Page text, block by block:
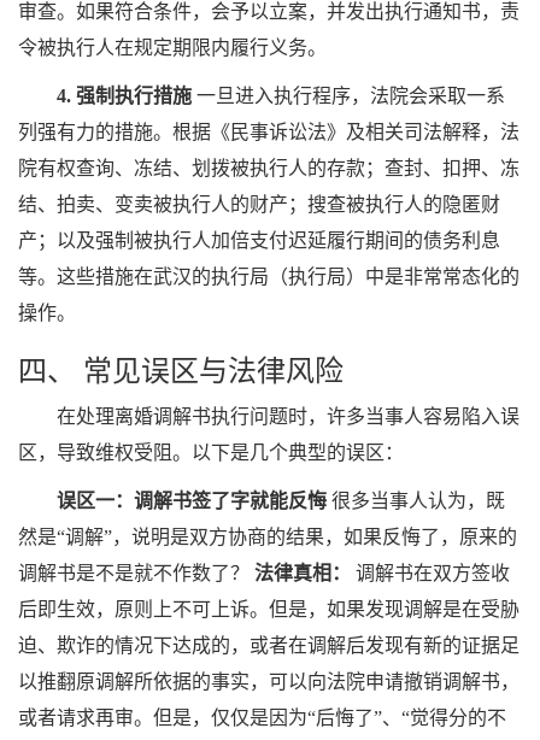
审查。如果符合条件，会予以立案，并发出执行通知书，责
令被执行人在规定期限内履行义务。
4. 强制执行措施 一旦进入执行程序，法院会采取一系
列强有力的措施。根据《民事诉讼法》及相关司法解释，法
院有权查询、冻结、划拨被执行人的存款；查封、扣押、冻
结、拍卖、变卖被执行人的财产；搜查被执行人的隐匿财
产；以及强制被执行人加倍支付迟延履行期间的债务利息
等。这些措施在武汉的执行局（执行局）中是非常常态化的
操作。
四、 常见误区与法律风险
在处理离婚调解书执行问题时，许多当事人容易陷入误
区，导致维权受阻。以下是几个典型的误区：
误区一：调解书签了字就能反悔 很多当事人认为，既
然是“调解”，说明是双方协商的结果，如果反悔了，原来的
调解书是不是就不作数了？ 法律真相：
调解书在双方签收
后即生效，原则上不可上诉。但是，如果发现调解是在受胁
迫、欺诈的情况下达成的，或者在调解后发现有新的证据足
以推翻原调解所依据的事实，可以向法院申请撤销调解书，
或者请求再审。但是，仅仅是因为“后悔了”、“觉得分的不